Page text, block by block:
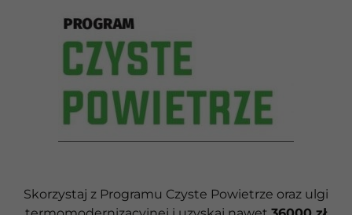
Skorzystaj z Programu Czyste Powietrze oraz ulgi